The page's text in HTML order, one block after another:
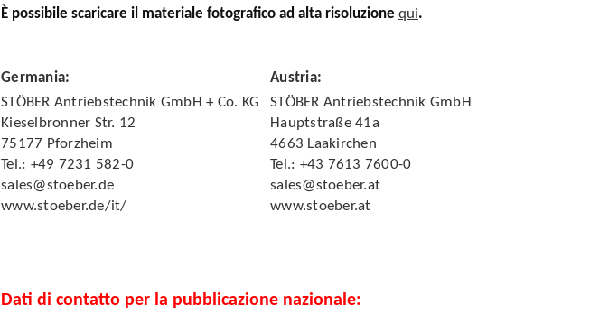
È possibile scaricare il materiale fotografico ad alta risoluzione qui.
Germania: Austria:
STÖBER Antriebstechnik GmbH + Co. KG
Kieselbronner Str. 12
75177 Pforzheim
Tel.: +49 7231 582-0
sales@stoeber.de
www.stoeber.de/it/
STÖBER Antriebstechnik GmbH
Hauptstraße 41a
4663 Laakirchen
Tel.: +43 7613 7600-0
sales@stoeber.at
www.stoeber.at
Dati di contatto per la pubblicazione nazionale: